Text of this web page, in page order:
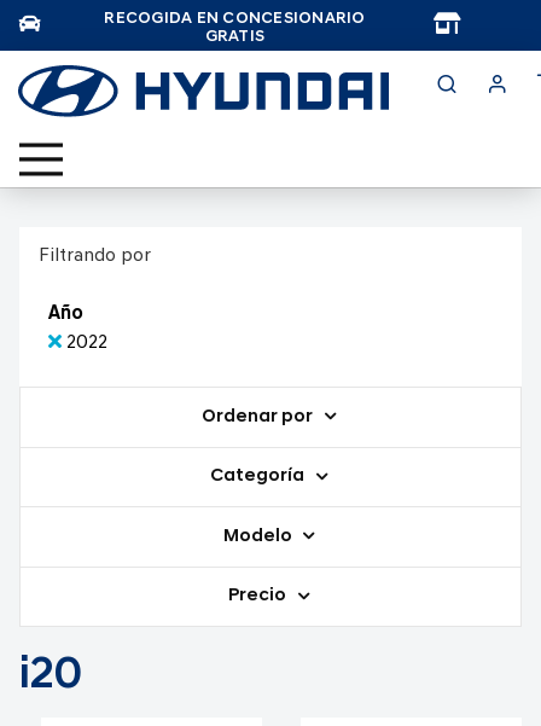
RECOGIDA EN CONCESIONARIO
GRATIS
Filtrando por
Año
2022
Ordenar por
Categoría
Modelo
Precio
i20